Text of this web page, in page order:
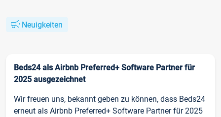
Neuigkeiten
Beds24 als Airbnb Preferred+ Software Partner für
2025 ausgezeichnet
Wir freuen uns, bekannt geben zu können, dass Beds24
erneut als Airbnb Preferred+ Software Partner für 2025